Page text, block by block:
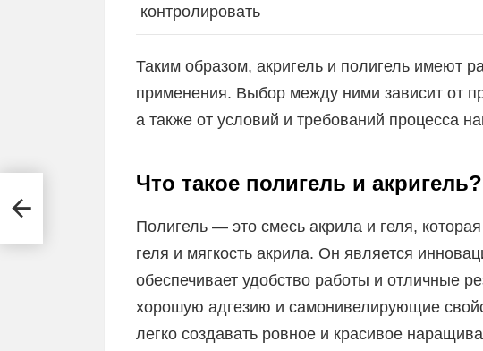
контролировать
Таким образом, акригель и полигель имеют
применения. Выбор между ними зависит от
а также от условий и требований процесса
Что такое полигель и акригель?
Полигель — это смесь акрила и геля,
геля и мягкость акрила. Он является
обеспечивает удобство работы и отличные
хорошую адгезию и самонивелирующие
легко создавать ровное и красивое